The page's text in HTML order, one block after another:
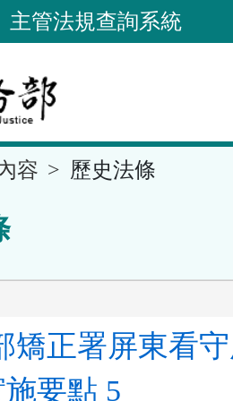
主管法規查詢系統
容 歷史法條
矯正署屏東看
要點 5